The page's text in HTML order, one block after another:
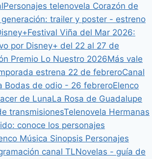
Personajes telenovela Corazón de
generación: trailer y poster - estreno
Festival Viña del Mar 2026:
por Disney+ del 22 al 27 de
Premio Lo Nuestro 2026Más vale
estrena 22 de febreroCanal
Bodas de odio - 26 febreroElenco
de LunaLa Rosa de Guadalupe
transmisionesTelenovela Hermanas
conoce los personajes
Música Sinopsis Personajes
canal TLNovelas - guía de